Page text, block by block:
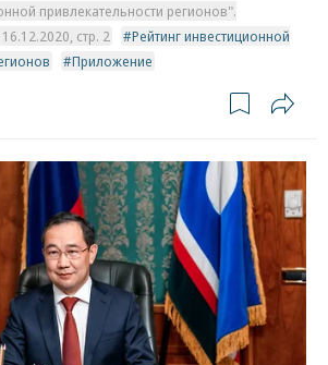
привлекательности регионов".
стр. 2
Рейтинг инвестиционной
Приложение